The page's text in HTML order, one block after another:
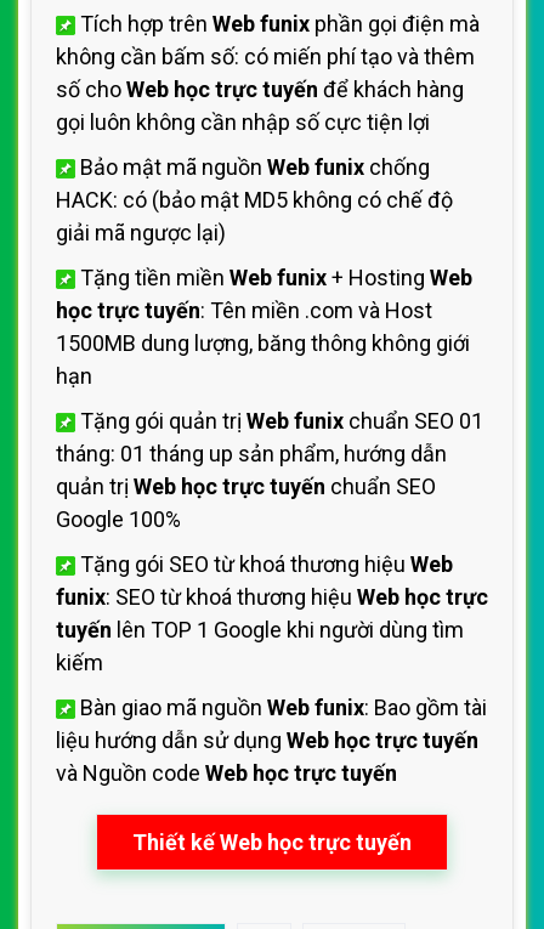
Tích hợp trên Web funix phần gọi điện mà
không cần bấm số: có miến phí tạo và thêm
số choWeb học trực tuyến để khách hàng
gọi luôn không cần nhập số cực tiện lợi
Bảo mật mã nguồn Web funix chống
HACK: có (bảo mật MD5 không có chế độ
giải mã ngược lại)
Tặng tiền miền Web funix+ Hosting Web
học trực tuyến: Tên miền .com và Host
1500MB dung lượng, băng thông không giới
hạn
Tặng gói quản trị Web funix chuẩn SEO 01
tháng: 01 tháng up sản phẩm, hướng dẫn
quản trị Web học trực tuyến chuẩn SEO
Google 100%
Tặng gói SEO từ khoá thương hiệu Web
funix: SEO từ khoá thương hiệu Web học trực
tuyến lên TOP 1 Google khi người dùng tìm
kiếm
Bàn giao mã nguồn Web funix: Bao gồm tài
liệu hướng dẫn sử dụng Web học trực tuyến
và Nguồn code Web học trực tuyến
Thiết kế Web học trực tuyến